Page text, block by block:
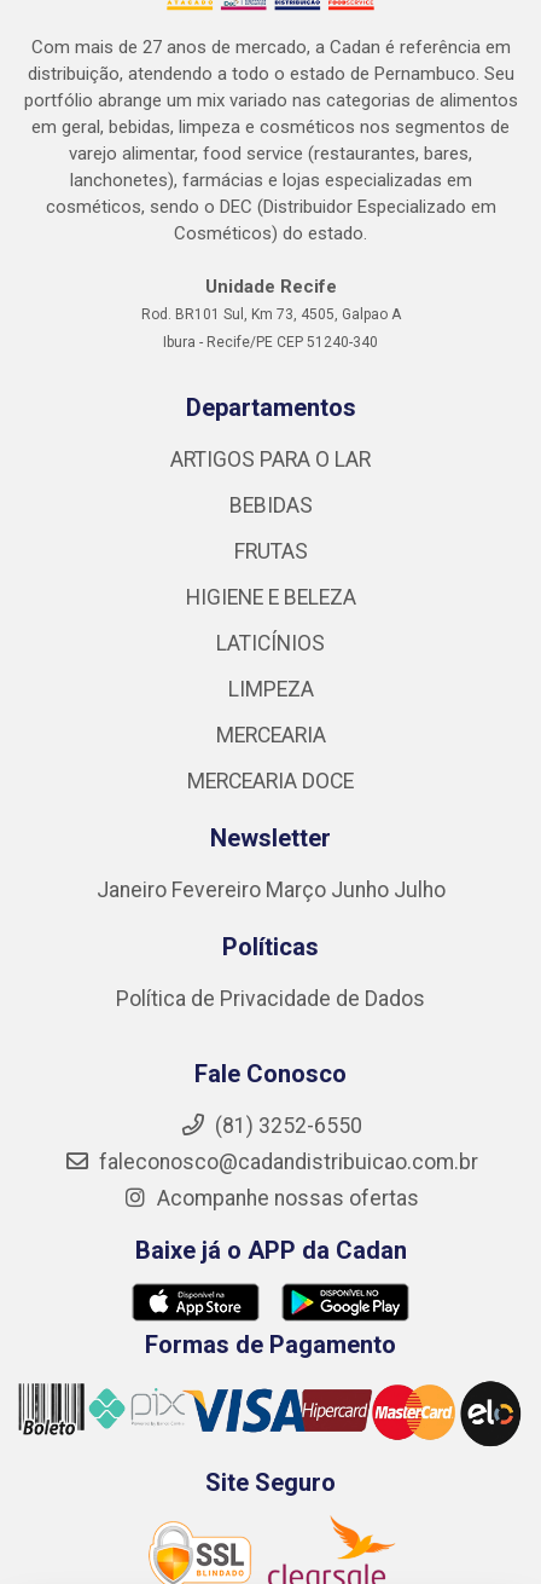
Com mais de 27 anos de mercado, a Cadan é referência em
distribuição, atendendo a todo o estado de Pernambuco. Seu
portfólio abrange um mix variado nas categorias de alimentos
em geral, bebidas, limpeza e cosméticos nos segmentos de
varejo alimentar, food service (restaurantes, bares,
lanchonetes), farmácias e lojas especializadas em
cosméticos, sendo o DEC (Distribuidor Especializado em
Cosméticos) do estado.
Unidade Recife
Rod. BR101 Sul, Km 73, 4505, Galpao A
Ibura - Recife/PE CEP 51240-340
Departamentos
ARTIGOS PARA O LAR
BEBIDAS
FRUTAS
HIGIENE E BELEZA
LATICÍNIOS
LIMPEZA
MERCEARIA
MERCEARIA DOCE
Newsletter
Janeiro Fevereiro Março Junho Julho
Políticas
Política de Privacidade de Dados
Fale Conosco
(81) 3252-6550
faleconosco@cadandistribuicao.com.br
Acompanhe nossas ofertas
Baixe já o APP da Cadan
Formas de Pagamento
Site Seguro